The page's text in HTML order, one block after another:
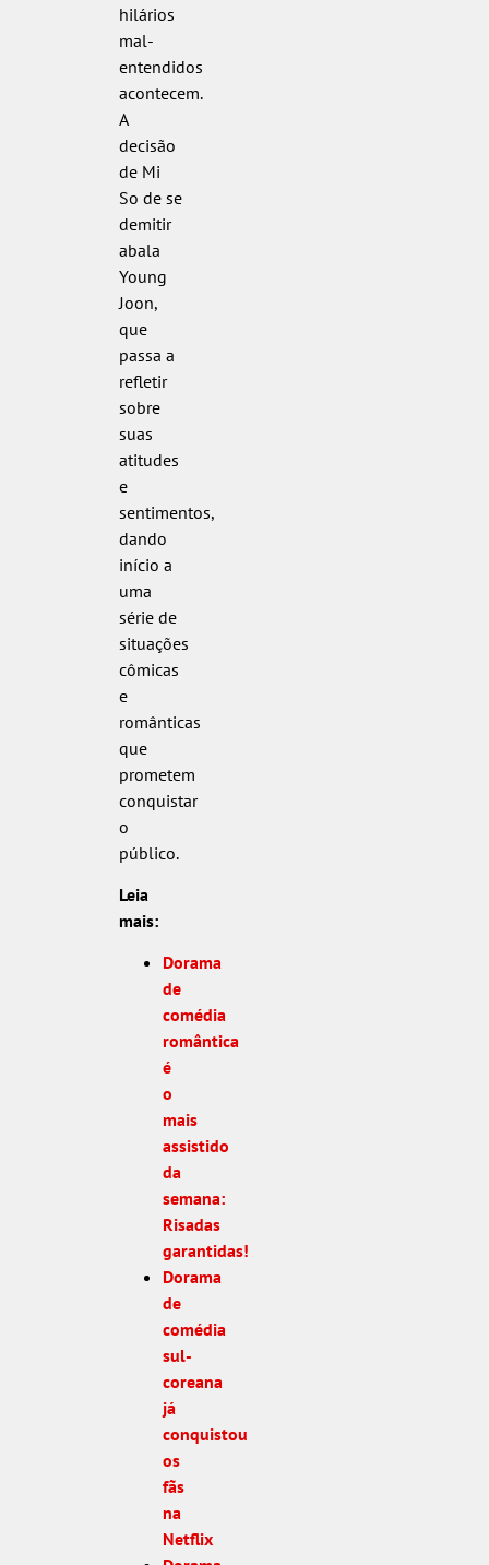
hilários
mal-
entendidos
acontecem.
A
decisão
de Mi
So de se
demitir
abala
Young
Joon,
que
passa a
refletir
sobre
suas
atitudes
e
sentimentos,
dando
início a
uma
série de
situações
cômicas
e
românticas
que
prometem
conquistar
o
público.
Leia
mais:
Dorama
de
comédia
romântica
é
o
mais
assistido
da
semana:
Risadas
garantidas!
Dorama
de
comédia
sul-
coreana
já
conquistou
os
fãs
na
Netflix